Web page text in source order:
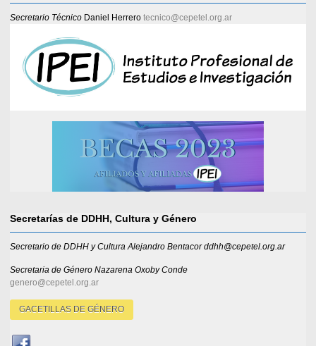
Secretario Técnico Daniel Herrero tecnico@cepetel.org.ar
Secretarías de DDHH, Cultura y Género
Secretario de DDHH y Cultura Alejandro Bentacor ddhh@cepetel.org.ar
Secretaria de Género Nazarena Oxoby Conde
genero@cepetel.org.ar
GACETILLAS DE GÉNERO